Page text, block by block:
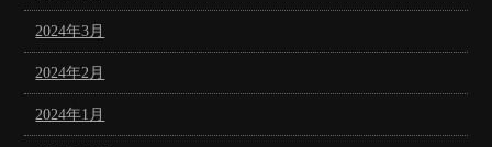
2024年3月
2024年2月
2024年1月